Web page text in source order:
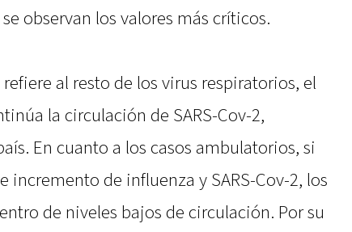
observan los valores más críticos.
al resto de los virus respiratorios, el
la circulación de SARS-Cov-2,
En cuanto a los casos ambulatorios, si
incremento de influenza y SARS-Cov-2, los
de niveles bajos de circulación. Por su